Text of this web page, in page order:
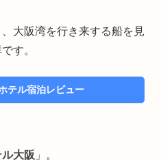
大阪湾を行き来する船を見
す。
テル宿泊レビュー
大阪 」。